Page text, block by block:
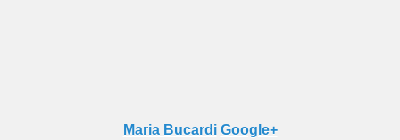
Maria Bucardi Google+